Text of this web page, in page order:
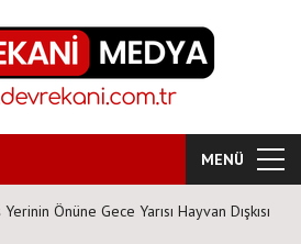
MENÜ
Önüne Gece Yarısı Hayvan Dışkısı